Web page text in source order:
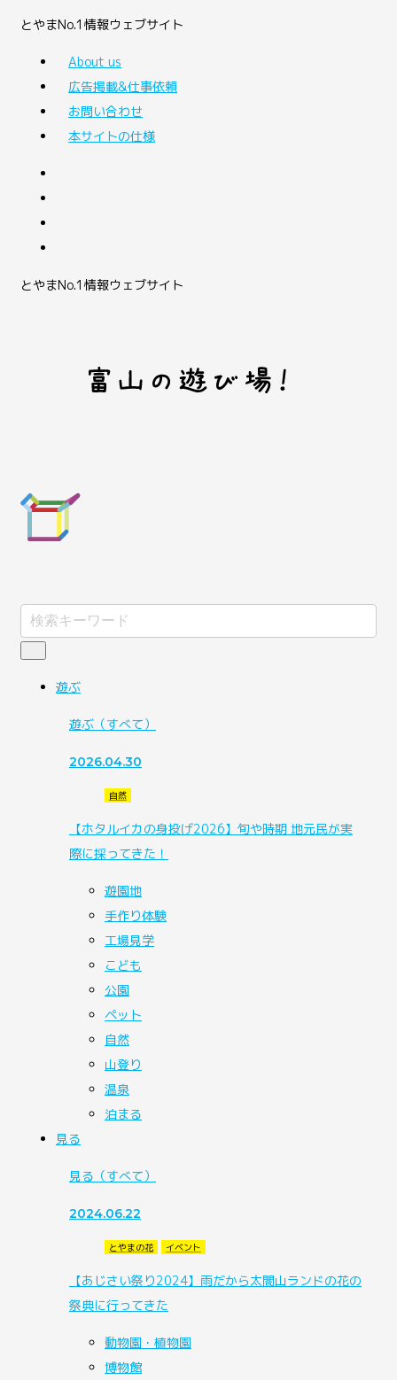
とやまNo.1情報ウェブサイト
About us
広告掲載&仕事依頼
お問い合わせ
本サイトの仕様
とやまNo.1情報ウェブサイト
遊ぶ
遊ぶ （すべて）
2026.04.30
自然
【ホタルイカの身投げ2026】旬や時期 地元民が実
際に採ってきた！
遊園地
手作り体験
工場見学
こども
公園
ペット
自然
山登り
温泉
泊まる
見る
見る （すべて）
2024.06.22
とやまの花 イベント
【あじさい祭り2024】雨だから太閤山ランドの花の
祭典に行ってきた
動物園・植物園
博物館